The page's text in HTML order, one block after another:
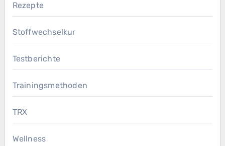
Rezepte
Stoffwechselkur
Testberichte
Trainingsmethoden
TRX
Wellness